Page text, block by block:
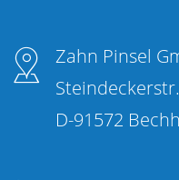
Zahn Pinsel
D-91572